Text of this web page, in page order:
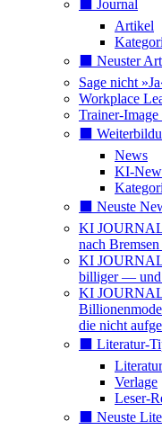
⬛️ Journal
Artikel
⬛️ Neuster
Sage nicht
Workplace
Trainer-
⬛️
News
KI-
⬛️ Neuste
KI JOURNAL
nach
KI
billiger — und
KI
die nicht
⬛️ Literatur-
Verlage
Leser-
⬛️ Neuste